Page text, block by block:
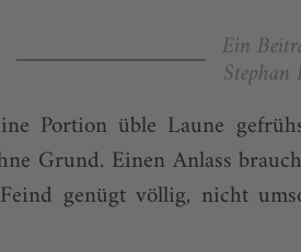
Ein
Stephan
Portion üble Laune
Grund. Einen Anlass
genügt völlig, nicht